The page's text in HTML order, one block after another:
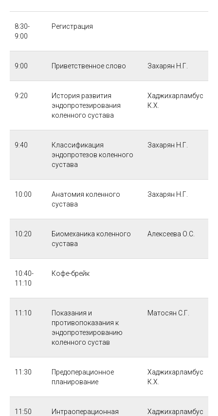
8:30-
9:00
Регистрация
9:00 Приветственное слово Захарян Н.Г.
9:20
История развития
эндопротезирования
коленного сустава
Хаджихарламбус
К.Х.
9:40
Классификация
эндопротезов коленного
сустава
Захарян Н.Г.
10:00
Анатомия коленного
сустава
Захарян Н.Г.
10:20
Биомеханика коленного
сустава
Алексеева О.С.
10:40-
11:10
Кофе-брейк
11:10
Показания и
противопоказания к
эндопротезированию
коленного сустав
Матосян С.Г.
11:30
Предоперационное
планирование
Хаджихарламбус
К.Х.
11:50
Интраоперационная
Хаджихарламбус